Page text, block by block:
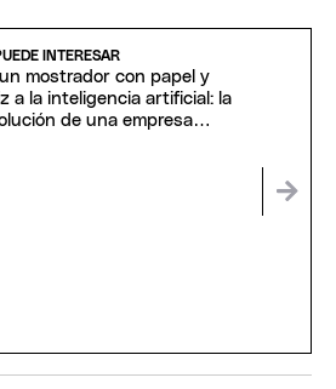
INTERESAR
mostrador con papel y
a la inteligencia artificial: la
de una empresa